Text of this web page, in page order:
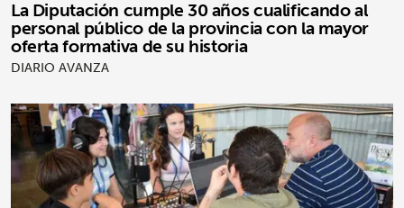
La Diputación cumple 30 años cualificando al
personal público de la provincia con la mayor
oferta formativa de su historia
DIARIO AVANZA